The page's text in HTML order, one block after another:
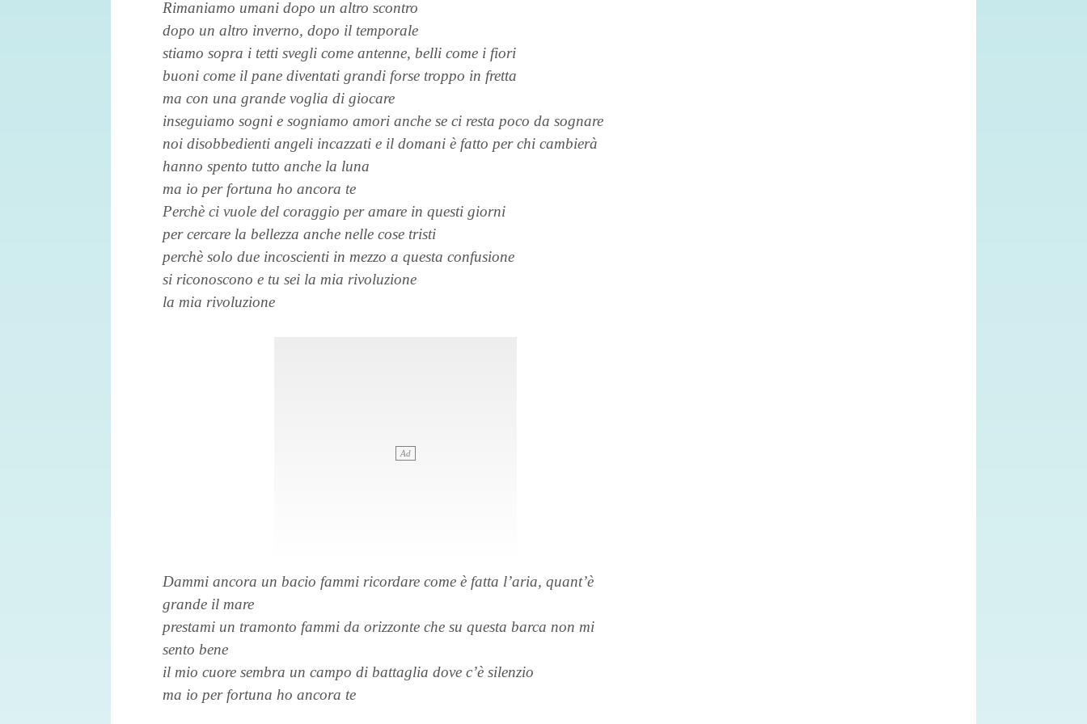
Rimaniamo umani dopo un altro scontro
dopo un altro inverno, dopo il temporale
stiamo sopra i tetti svegli come antenne, belli come i fiori
buoni come il pane diventati grandi forse troppo in fretta
ma con una grande voglia di giocare
inseguiamo sogni e sogniamo amori anche se ci resta poco da sognare
noi disobbedienti angeli incazzati e il domani è fatto per chi cambierà
hanno spento tutto anche la luna
ma io per fortuna ho ancora te
Perchè ci vuole del coraggio per amare in questi giorni
per cercare la bellezza anche nelle cose tristi
perchè solo due incoscienti in mezzo a questa confusione
si riconoscono e tu sei la mia rivoluzione
la mia rivoluzione
Dammi ancora un bacio fammi ricordare come è fatta l’aria, quant’è
grande il mare
prestami un tramonto fammi da orizzonte che su questa barca non mi
sento bene
il mio cuore sembra un campo di battaglia dove c’è silenzio
ma io per fortuna ho ancora te